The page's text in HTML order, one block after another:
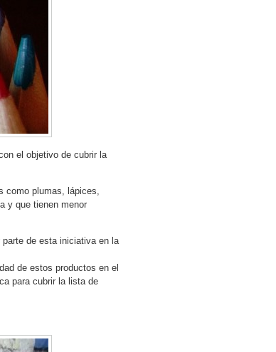
el objetivo de cubrir la
como plumas, lápices,
y que tienen menor
de esta iniciativa en la
de estos productos en el
para cubrir la lista de